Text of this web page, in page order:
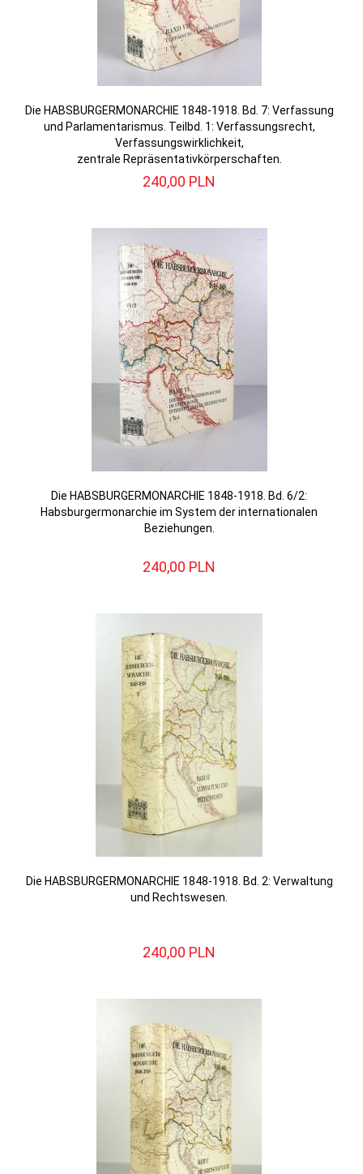
Die HABSBURGERMONARCHIE 1848-1918. Bd. 7: Verfassung
und Parlamentarismus. Teilbd. 1: Verfassungsrecht,
Verfassungswirklichkeit,
zentrale Repräsentativkörperschaften.
240,00 PLN
Die HABSBURGERMONARCHIE 1848-1918. Bd. 6/2:
Habsburgermonarchie im System der internationalen
Beziehungen.
240,00 PLN
Die HABSBURGERMONARCHIE 1848-1918. Bd. 2: Verwaltung
und Rechtswesen.
240,00 PLN